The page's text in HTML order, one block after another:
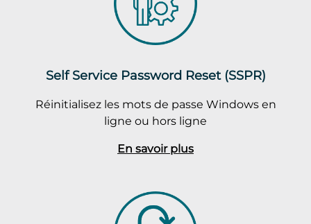
Self Service Password Reset (SSPR)
Réinitialisez les mots de passe Windows en
ligne ou hors ligne
En savoir plus